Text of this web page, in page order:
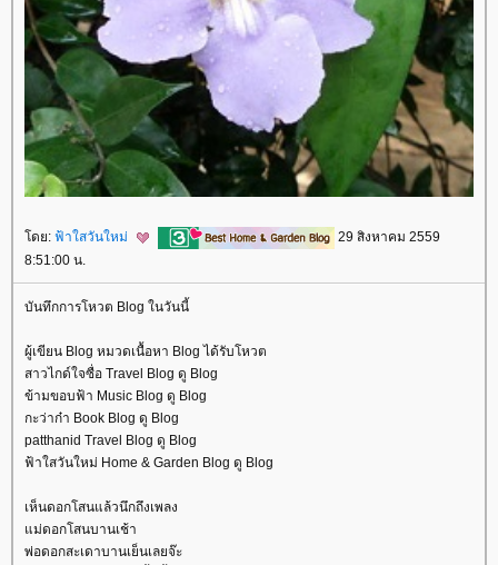
ดย: ฟ้าใสวันใหม่
29 สิงหาคม 2559
8:51:00 น.
บันทึกการโหวต Blog ในวันนี้
ผู้เขียน Blog หมวดเนื้อหา Blog ได้รับโหวต
สาวไกด์ใจซื่อ Travel Blog ดู Blog
ข้ามขอบฟ้า Music Blog ดู Blog
กะว่าก๋า Book Blog ดู Blog
patthanid Travel Blog ดู Blog
ฟ้าใสวันใหม่ Home & Garden Blog ดู Blog
เห็นดอกโสนแล้วนึกถึงเพลง
ม่ดอกโสนบานเช้า
พ่อดอกสะเดาบานเย็นเลยจ๊ะ